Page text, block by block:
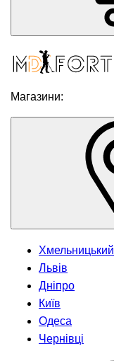
Магазини:
Хмельницький
Львів
Дніпро
Київ
Одеса
Чернівці